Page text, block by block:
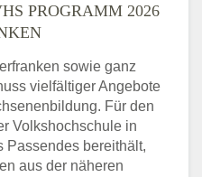
PROGRAMM 2026
sowie ganz
vielfältiger Angebote
Für den
Volkshochschule in
Passendes bereithält,
aus der näheren